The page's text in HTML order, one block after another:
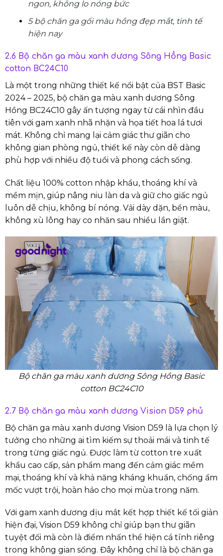
ngon, không lo nóng bức
5 bộ chăn ga gối màu hồng đẹp mắt, tinh tế
hiện nay
2.6 Bộ chăn ga màu xanh dương Sông Hồng Basic
cotton BC24C10
Là một trong những thiết kế nổi bật của BST Basic
2024 – 2025, bộ chăn ga màu xanh dương Sông
Hồng BC24C10 gây ấn tượng ngay từ cái nhìn đầu
tiên với gam xanh nhã nhặn và họa tiết hoa lá tươi
mát. Không chỉ mang lại cảm giác thư giãn cho
không gian phòng ngủ, thiết kế này còn dễ dàng
phù hợp với nhiều độ tuổi và phong cách sống.
Chất liệu 100% cotton nhập khẩu, thoáng khí và
mềm mịn, giúp nâng niu làn da và giữ cho giấc ngủ
luôn dễ chịu, không bí nóng. Vải dày dặn, bền màu,
không xù lông hay co nhăn sau nhiều lần giặt.
Bộ chăn ga màu xanh dương Sông Hồng Basic
cotton BC24C10
2.7 Bộ chăn ga màu xanh dương Vision D59 phủ
Bộ chăn ga màu xanh dương Vision D59 là lựa chọn lý
tưởng cho những ai tìm kiếm sự thoải mái và tinh tế
trong từng giấc ngủ. Được làm từ cotton tre xuất
khẩu cao cấp, sản phẩm mang đến cảm giác mềm
mại, thoáng khí và khả năng kháng khuẩn, chống ẩm
mốc vượt trội, hoàn hảo cho mọi mùa trong năm.
Với gam xanh dương dịu mắt kết hợp thiết kế tối giản
hiện đại, Vision D59 không chỉ giúp bạn thư giãn
tuyệt đối mà còn là điểm nhấn thể hiện cá tính riêng
trong không gian sống. Đây không chỉ là bộ chăn ga